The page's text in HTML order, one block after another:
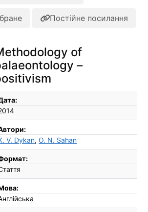
Постійне посилання
of
–
деталі
V. Dykan, O. N. Sahan